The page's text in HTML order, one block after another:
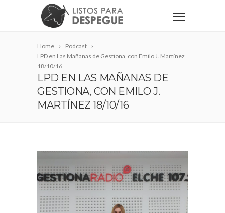
Home
Podcast
LPD en Las Mañanas de Gestiona, con Emilo J. Martínez
18/10/16
LPD EN LAS MAÑANAS DE
GESTIONA, CON EMILO J.
MARTÍNEZ 18/10/16